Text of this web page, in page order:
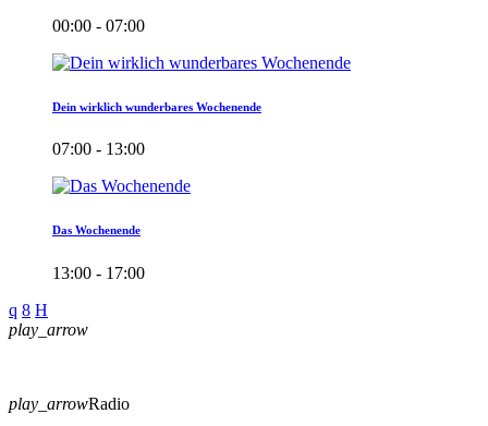
00:00 - 07:00
Dein wirklich wunderbares Wochenende
07:00 - 13:00
Das Wochenende
13:00 - 17:00
play_arrow
play_arrowRadio